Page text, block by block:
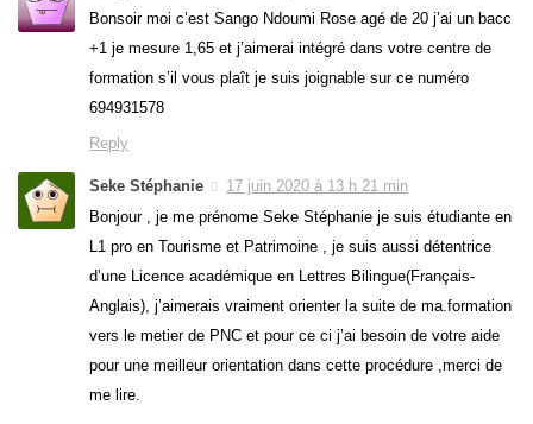
Bonsoir moi c’est Sango Ndoumi Rose agé de 20 j’ai un bacc
+1 je mesure 1,65 et j’aimerai intégré dans votre centre de
formation s’il vous plaît je suis joignable sur ce numéro
694931578
Reply
Seke Stéphanie
17 juin 2020 à 13 h 21 min
Bonjour , je me prénome Seke Stéphanie je suis étudiante en
L1 pro en Tourisme et Patrimoine , je suis aussi détentrice
d’une Licence académique en Lettres Bilingue(Français-
Anglais), j’aimerais vraiment orienter la suite de ma.formation
vers le metier de PNC et pour ce ci j’ai besoin de votre aide
pour une meilleur orientation dans cette procédure ,merci de
me lire.